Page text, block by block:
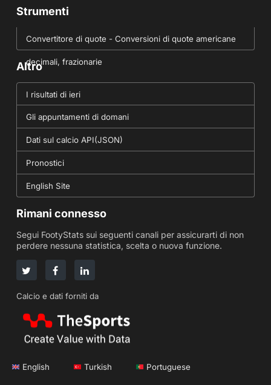
Strumenti
Convertitore di quote - Conversioni di quote americane
decimali, frazionarie
Altro
I risultati di ieri
Gli appuntamenti di domani
Dati sul calcio API(JSON)
Pronostici
English Site
Rimani connesso
Segui FootyStats sui seguenti canali per assicurarti di non
perdere nessuna statistica, scelta o nuova funzione.
Calcio e dati forniti da
English Turkish Portuguese